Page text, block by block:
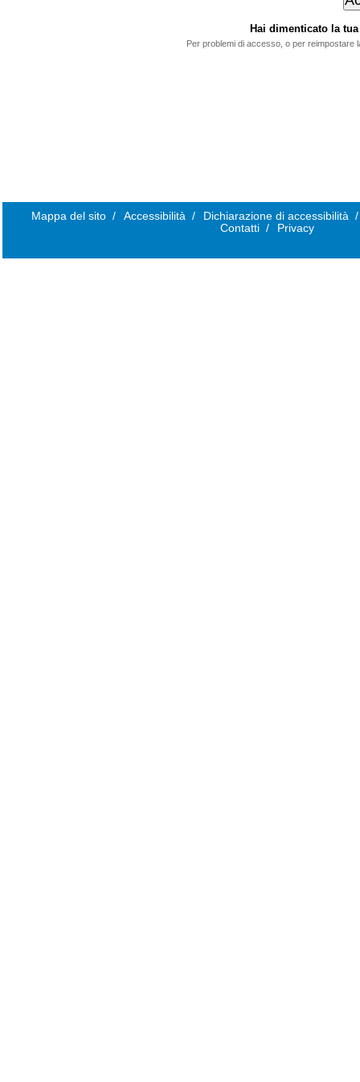
Hai dimenticato la
Per problemi di accesso, o per reimpostare
Mappa del sito / Accessibilità / Dichiarazione di accessibilità /
Contatti / Privacy